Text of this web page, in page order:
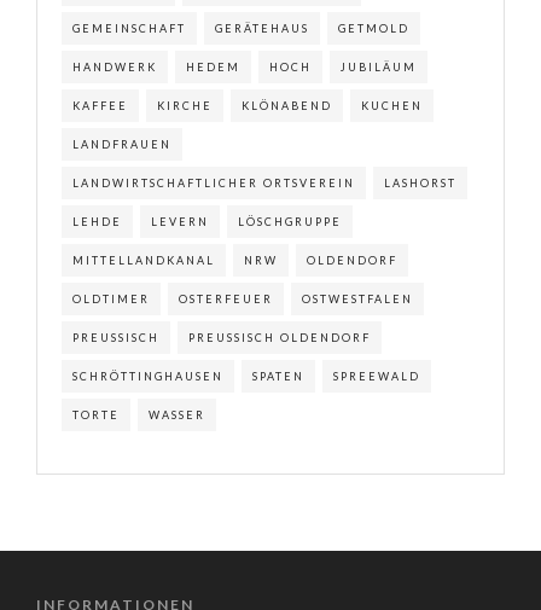
GEMEINSCHAFT GERÄTEHAUS GETMOLD
HANDWERK HEDEM HOCH JUBILÄUM
KAFFEE KIRCHE KLÖNABEND KUCHEN
LANDFRAUEN
LANDWIRTSCHAFTLICHER ORTSVEREIN LASHORST
LEHDE LEVERN LÖSCHGRUPPE
MITTELLANDKANAL NRW OLDENDORF
OLDTIMER OSTERFEUER OSTWESTFALEN
PREUSSISCH PREUSSISCH OLDENDORF
SCHRÖTTINGHAUSEN SPATEN SPREEWALD
TORTE WASSER
INFORMATIONEN